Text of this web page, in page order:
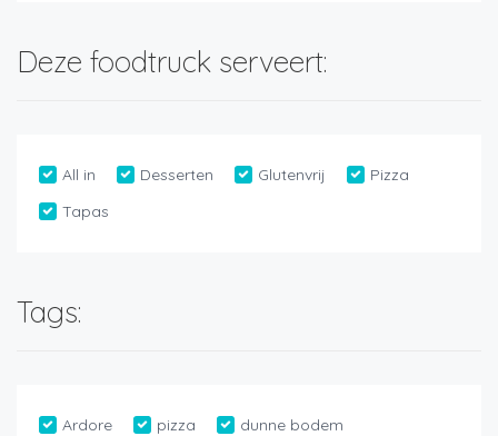
Deze foodtruck serveert:
All in Desserten Glutenvrij
Pizza
Tapas
Tags:
Ardore pizza
dunne bodem